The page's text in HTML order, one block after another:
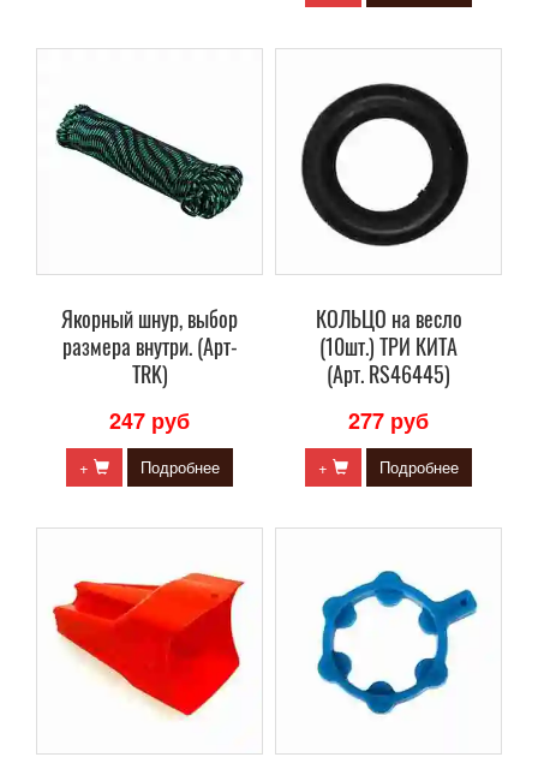
Якорный шнур, выбор
размера внутри. (Арт-
TRK)
247 руб
+ Подробнее
КОЛЬЦО на весло
(10шт.) ТРИ КИТА
(Арт. RS46445)
277 руб
+ Подробнее